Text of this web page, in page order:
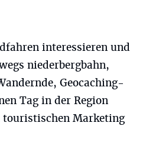
interessieren und
niederbergbahn,
Geocaching-
Tag in der Region
touristischen Marketing